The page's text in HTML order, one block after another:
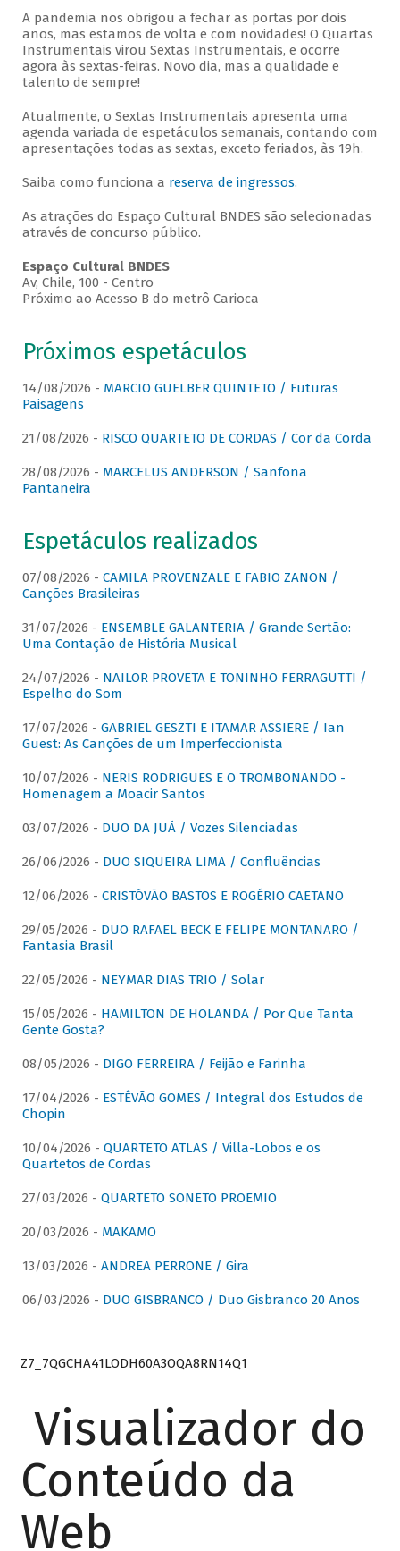
A pandemia nos obrigou a fechar as portas por dois
anos, mas estamos de volta e com novidades! O Quartas
Instrumentais virou Sextas Instrumentais, e ocorre
agora às sextas-feiras. Novo dia, mas a qualidade e
talento de sempre!
Atualmente, o Sextas Instrumentais apresenta uma
agenda variada de espetáculos semanais, contando com
apresentações todas as sextas, exceto feriados, às 19h.
Saiba como funciona a reserva de ingressos.
As atrações do Espaço Cultural BNDES são selecionadas
através de concurso público.
Espaço Cultural BNDES
Av, Chile, 100 - Centro
Próximo ao Acesso B do metrô Carioca
Próximos espetáculos
14/08/2026 - MARCIO GUELBER QUINTETO / Futuras
Paisagens
21/08/2026 - RISCO QUARTETO DE CORDAS / Cor da Corda
28/08/2026 - MARCELUS ANDERSON / Sanfona
Pantaneira
Espetáculos realizados
07/08/2026 - CAMILA PROVENZALE E FABIO ZANON /
Canções Brasileiras
31/07/2026 - ENSEMBLE GALANTERIA / Grande Sertão:
Uma Contação de História Musical
24/07/2026 - NAILOR PROVETA E TONINHO FERRAGUTTI /
Espelho do Som
17/07/2026 - GABRIEL GESZTI E ITAMAR ASSIERE / Ian
Guest: As Canções de um Imperfeccionista
10/07/2026 - NERIS RODRIGUES E O TROMBONANDO -
Homenagem a Moacir Santos
03/07/2026 - DUO DA JUÁ / Vozes Silenciadas
26/06/2026 - DUO SIQUEIRA LIMA / Confluências
12/06/2026 - CRISTÓVÃO BASTOS E ROGÉRIO CAETANO
29/05/2026 - DUO RAFAEL BECK E FELIPE MONTANARO /
Fantasia Brasil
22/05/2026 - NEYMAR DIAS TRIO / Solar
15/05/2026 - HAMILTON DE HOLANDA / Por Que Tanta
Gente Gosta?
08/05/2026 - DIGO FERREIRA / Feijão e Farinha
17/04/2026 - ESTÊVÃO GOMES / Integral dos Estudos de
Chopin
10/04/2026 - QUARTETO ATLAS / Villa-Lobos e os
Quartetos de Cordas
27/03/2026 - QUARTETO SONETO PROEMIO
20/03/2026 - MAKAMO
13/03/2026 - ANDREA PERRONE / Gira
06/03/2026 - DUO GISBRANCO / Duo Gisbranco 20 Anos
Z7_7QGCHA41LODH60A3OQA8RN14Q1
Visualizador do
Conteúdo da
Web